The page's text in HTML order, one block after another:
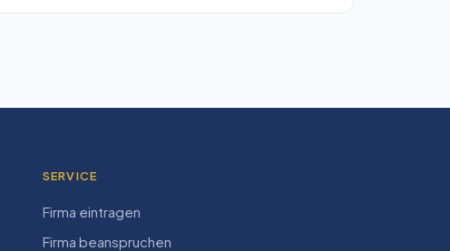
SERVICE
Firma eintragen
Firma beanspruchen